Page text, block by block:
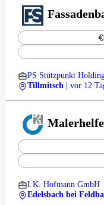
PS Stützpunkt
Tillmitsch
| vor 12
I.K. Hofmann GmbH
Edelsbach bei